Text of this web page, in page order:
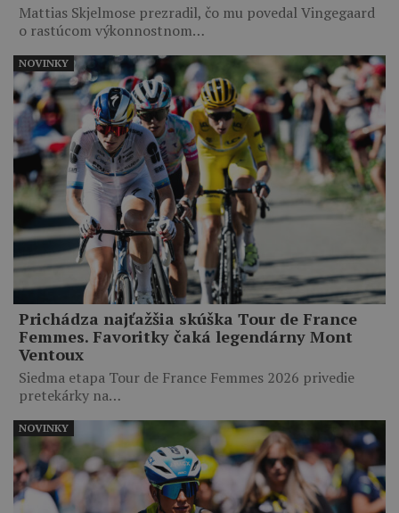
Mattias Skjelmose prezradil, čo mu povedal Vingegaard
o rastúcom výkonnostnom…
Prichádza najťažšia skúška Tour de France
Femmes. Favoritky čaká legendárny Mont
Ventoux
Siedma etapa Tour de France Femmes 2026 privedie
pretekárky na…
NOVINKY
NOVINKY